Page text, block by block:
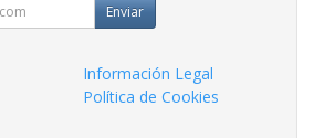
Enviar
Información Legal
Política de Cookies